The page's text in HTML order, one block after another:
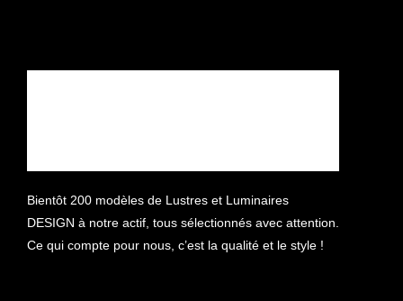
Bientôt 200 modèles de Lustres et Luminaires
DESIGN à notre actif, tous sélectionnés avec attention.
Ce qui compte pour nous, c’est la qualité et le style !